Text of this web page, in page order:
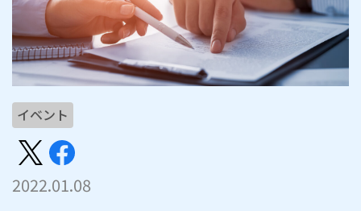
イベント
2022.01.08